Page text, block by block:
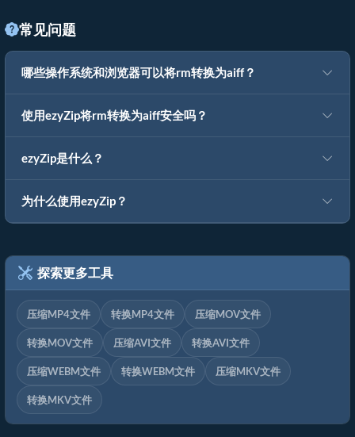
常见问题
哪些操作系统和浏览器可以将rm转换为aiff？
使用ezyZip将rm转换为aiff安全吗？
ezyZip是什么？
为什么使用ezyZip？
探索更多工具
压缩MP4文件 转换MP4文件 压缩MOV文件
转换MOV文件 压缩AVI文件 转换AVI文件
压缩WEBM文件 转换WEBM文件 压缩MKV文件
转换MKV文件